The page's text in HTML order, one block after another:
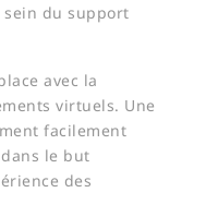
sein du support
avec la
virtuels. Une
facilement
le but
des